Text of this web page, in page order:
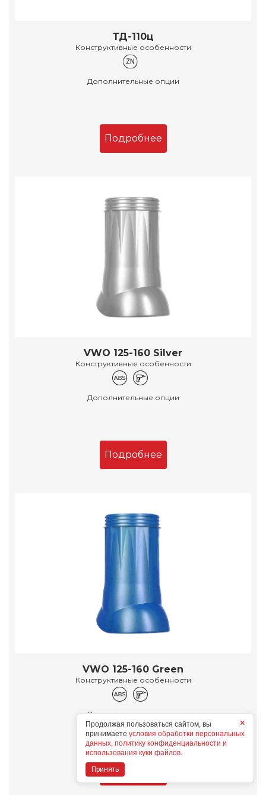
ТД-110ц
Конструктивные особенности
Дополнительные опции
Подробнее
VWO 125-160 Silver
Конструктивные особенности
Дополнительные опции
Подробнее
VWO 125-160 Green
Конструктивные особенности
Дополнительные опции
Подробнее
×
Продолжая пользоваться сайтом, вы
принимаете условия обработки персональных
данных, политику конфиденциальности и
использования куки файлов.
Принять